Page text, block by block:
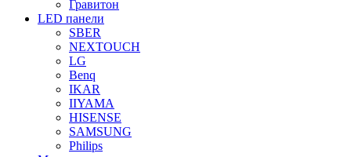
Гравитон
LED панели
SBER
NEXTOUCH
LG
Benq
IKAR
IIYAMA
HISENSE
SAMSUNG
Philips